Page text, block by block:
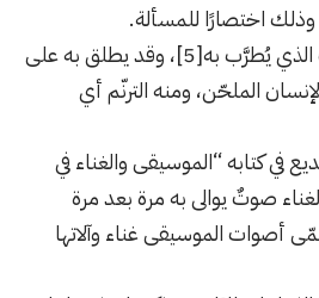
اختصارًا للمسألة.
الذي يُطرَّب به[5]
، وقد يطلق به على
الملحّن، ومنه الترنّم أي
في كتابه “الموسيقى والغناء في
صوتٌ يوالى به مرة بعد مرة
أصوات الموسيقى غناء وآلاتها